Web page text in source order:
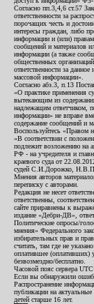
Согласно пп.3,4,6 ст.57
ответственности за
порочащих честь и
интересы граждан, либо
информации и (или)
сообщений и материалов
информации (а также
общественных
ответственности за
массовой информации».
Согласно абз.3, п.13
«О практике применения
вытекающим из
надлежащим ответчиком,
информации» не вправе
содержание сообщений и
Воспользуйтесь «Правом
«В соответствии с
подлежит возложению на
РФ - на учредителя и
краевого суда от
судей С.И.Дорожко,
Мнения авторов
переписку с авторами.
Редакция не несет
ответственны,
сайте приравнены к
издание «Дебри-ДВ»,
Политические опросы/
мнения» Федерального
избирательных прав и
считать, там где не
оплатившее (оплативших)
безвозмездно/бесплатно.
Часовой пояс сервера
Если вы обнаружили
Распространение
публикации на
детей старше 16 лет.